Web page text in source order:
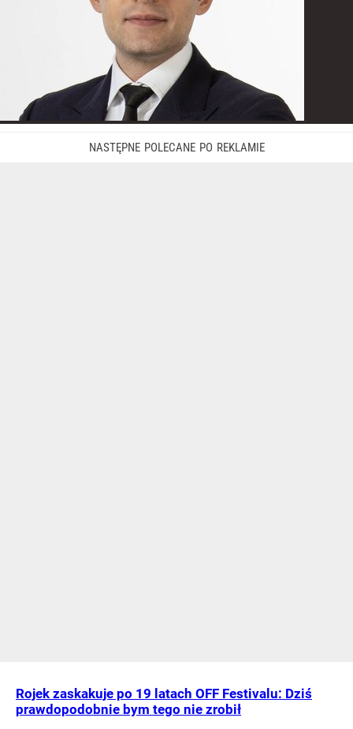
Rojek zaskakuje po 19 latach OFF Festivalu: Dziś
prawdopodobnie bym tego nie zrobił